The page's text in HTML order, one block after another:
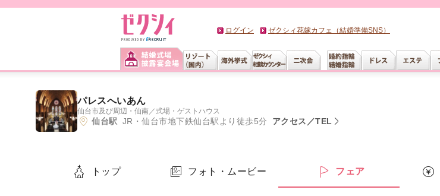
ログイン ゼクシィ花嫁カフェ（結婚準備SNS）
パレスへいあん
仙台市及び周辺・仙南 ／式場・ゲストハウス
仙台駅 JR・仙台市地下鉄仙台駅より徒歩5分 アクセス／TEL
トップ フォト・ムービー フェア